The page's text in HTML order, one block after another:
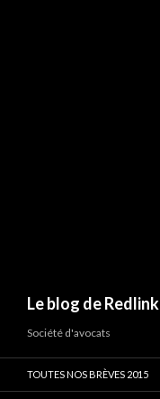
Le blog de Redlink
Société d'avocats
TOUTES NOS BRÈVES 2015